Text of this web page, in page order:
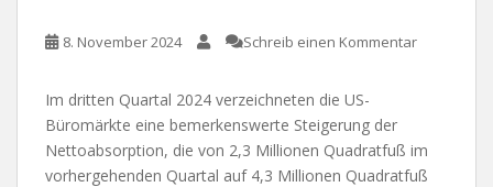
8. November 2024 Schreib einen Kommentar
Im dritten Quartal 2024 verzeichneten die US-
Büromärkte eine bemerkenswerte Steigerung der
Nettoabsorption, die von 2,3 Millionen Quadratfuß im
vorhergehenden Quartal auf 4,3 Millionen Quadratfuß